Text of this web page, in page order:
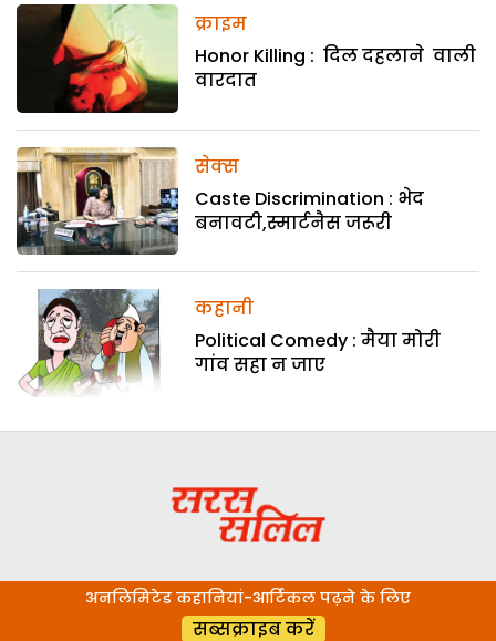
क्राइम
Honor Killing : दिल दहलाने वाली
वारदात
सेक्स
Caste Discrimination : भेद
बनावटी,स्मार्टनैस जरूरी
कहानी
Political Comedy : मैया मोरी
गांव सहा न जाए
अनलिमिटेड कहानियां-आर्टिकल पढ़ने के लिए
सब्सक्राइब करें